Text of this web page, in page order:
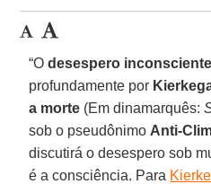
“Odesespero inconsciente
profundamente por
a morte (Em dinamarquês:
sob o pseudônimo Anti-
discutirá o desespero sob
é a consciência. Para